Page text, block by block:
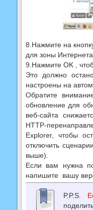
8.Нажмите на
для зоны Интернета .
9.Нажмите OK ,
Это должно
настроены на
Обратите
обновление для
веб-сайта
HTTP-
Explorer, чтобы
отключить
выше).
Если вам нужна
напишите вашу
P.P.S.